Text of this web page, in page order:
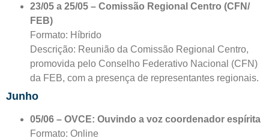
23/05 a 25/05 – Comissão Regional Centro (CFN/
FEB)
Formato: Híbrido
Descrição: Reunião da Comissão Regional Centro,
promovida pelo Conselho Federativo Nacional (CFN)
da FEB, com a presença de representantes regionais.
Junho
05/06 – OVCE: Ouvindo a voz coordenador espírita
Formato: Online